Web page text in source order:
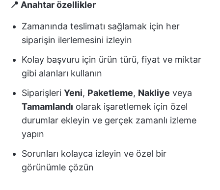
📍 Anahtar özellikler
Zamanında teslimatı sağlamak için her
siparişin ilerlemesini izleyin
Kolay başvuru için ürün türü, fiyat ve miktar
gibi alanları kullanın
Siparişleri Yeni, Paketleme, Nakliye veya
Tamamlandı olarak işaretlemek için özel
durumlar ekleyin ve gerçek zamanlı izleme
yapın
Sorunları kolayca izleyin ve özel bir
görünümle çözün